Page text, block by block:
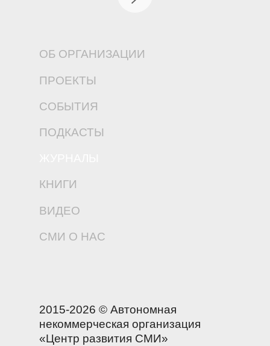
ОБ ОРГАНИЗАЦИИ
ПРОЕКТЫ
СОБЫТИЯ
ПОДКАСТЫ
КНИГИ
ВИДЕО
СМИ О НАС
2015-2026 © Автономная
некоммерческая организация
«Центр развития СМИ»